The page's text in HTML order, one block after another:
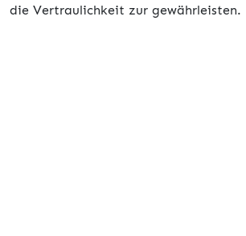
die Vertraulichkeit zur gewährleisten.